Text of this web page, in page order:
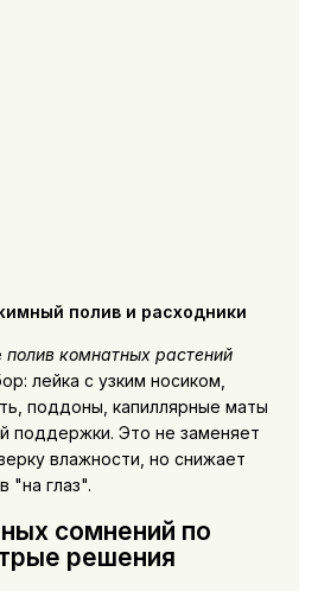
полив и расходники
полив комнатных растений
лейка с узким носиком,
поддоны, капиллярные маты
поддержки. Это не заменяет
влажности, но снижает
"на глаз".
сомнений по
решения